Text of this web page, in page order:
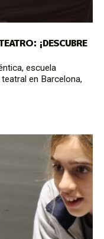
¡DESCUBRE
escuela
en Barcelona,